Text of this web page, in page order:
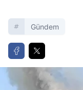
Gündem